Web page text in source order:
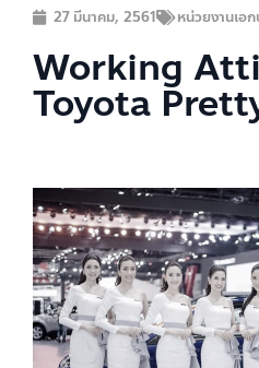
27 มีนาคม, 2561 หน่วยงานเอ
Working
Toyota